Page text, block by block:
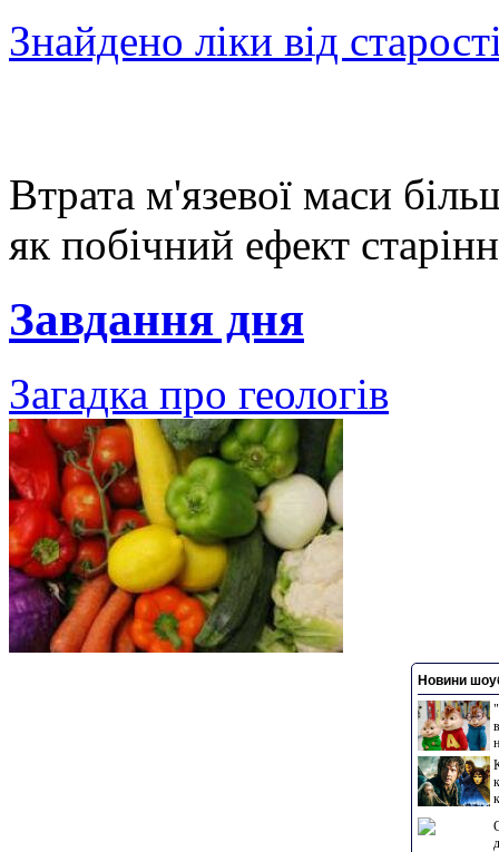
Знайдено ліки від
Втрата м'язевої маси
як побічний ефект
Завдання дня
Загадка про геологів
Новини